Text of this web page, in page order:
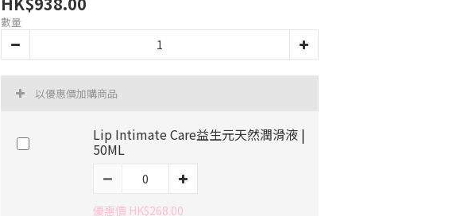
數量
以優惠價加購商品
Lip Intimate Care益生元天然潤滑液 |
50ML
優惠價 HK$268.00